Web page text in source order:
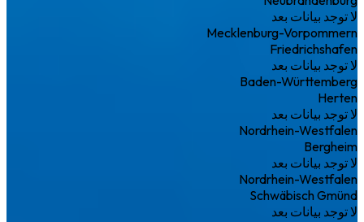
لا توجد بيانات بعد
Mecklenburg-Vorpommern
Friedrichshafen
لا توجد بيانات بعد
Baden-Württemberg
Herten
لا توجد بيانات بعد
Nordrhein-Westfalen
Bergheim
لا توجد بيانات بعد
Nordrhein-Westfalen
Schwäbisch Gmünd
لا توجد بيانات بعد